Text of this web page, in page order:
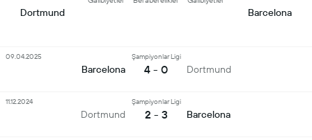
Dortmund Barcelona
Barcelona
Şampiyonlar Ligi
4 - 0 Dortmund
09.04.2025
Dortmund
Şampiyonlar Ligi
2 - 3 Barcelona
11.12.2024